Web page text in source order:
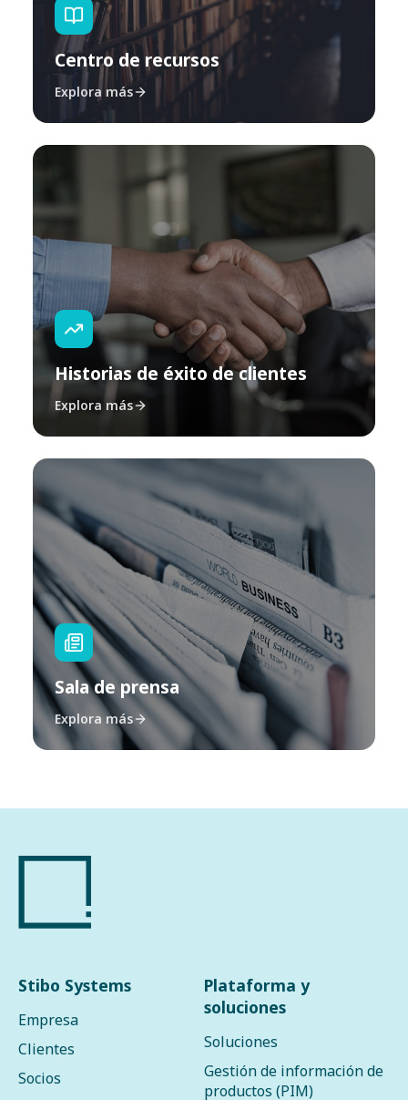
Centro de recursos
Explora más
Historias de éxito de clientes
Explora más
Sala de prensa
Explora más
Stibo Systems
Empresa
Clientes
Socios
Plataforma y
soluciones
Soluciones
Gestión de información de
productos (PIM)